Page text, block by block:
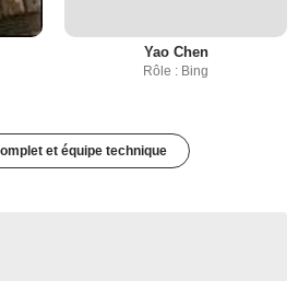
Yao Chen
Rôle : Bing
et équipe technique